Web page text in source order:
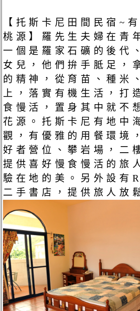
【托斯卡尼田間民宿~
桃源】羅先生夫婦在青
一個是羅家石礦的後代
女兒，他們拚手胝足，
的精神，從育苗、種米
上，落實有機生活，打
食慢活，置身其中就不
花源。托斯卡尼有地中
觀，有優雅的用餐環境
好者營位、攀岩場，二
提供喜好慢食慢活的旅
驗在地的美。另外設有
二手書店，提供旅人放